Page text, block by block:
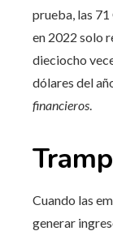
prueba, las
en 2022 solo
dieciocho
dólares del
financieros
Cuando las
generar